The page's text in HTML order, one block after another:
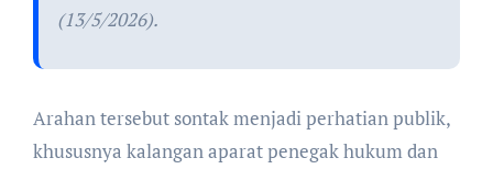
(13/5/2026).
Arahan tersebut sontak menjadi perhatian publik,
khususnya kalangan aparat penegak hukum dan